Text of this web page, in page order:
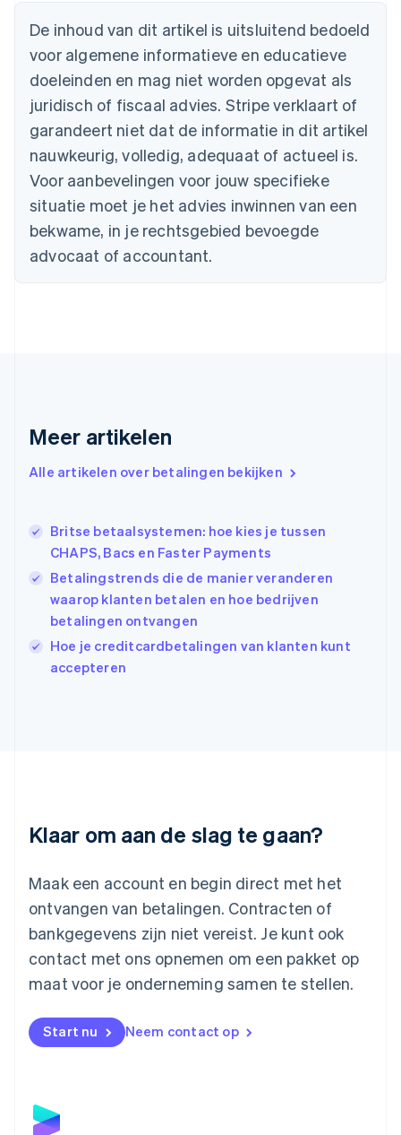
De inhoud van dit artikel is uitsluitend bedoeld
voor algemene informatieve en educatieve
doeleinden en mag niet worden opgevat als
juridisch of fiscaal advies. Stripe verklaart of
garandeert niet dat de informatie in dit artikel
nauwkeurig, volledig, adequaat of actueel is.
Voor aanbevelingen voor jouw specifieke
situatie moet je het advies inwinnen van een
bekwame, in je rechtsgebied bevoegde
advocaat of accountant.
Meer artikelen
Alle artikelen over betalingen bekijken
Britse betaalsystemen: hoe kies je tussen
CHAPS, Bacs en Faster Payments
Betalingstrends die de manier veranderen
waarop klanten betalen en hoe bedrijven
betalingen ontvangen
Hoe je creditcardbetalingen van klanten kunt
accepteren
Klaar om aan de slag te gaan?
Maak een account en begin direct met het
ontvangen van betalingen. Contracten of
bankgegevens zijn niet vereist. Je kunt ook
contact met ons opnemen om een pakket op
maat voor je onderneming samen te stellen.
Start nu Neem contact op
Nederlands FrançaisDeutschEnglish
Brazilië
Português
Bulgarije
English
Canada
Cyprus
English
Denemarken
English
Duitsland
DeutschEnglish
English
English
English
Ierland
English
English
Italië
ItalianoEnglish
日本語English
Kroatië
FrançaisDeutschEnglish
English
Malta
English
Mexico
Nederland
NederlandsEnglish
English
Noorwegen
Polen
English